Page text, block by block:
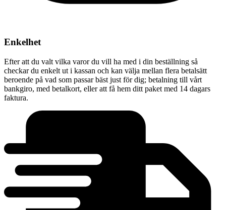
Enkelhet
Efter att du valt vilka varor du vill ha med i din beställning så
checkar du enkelt ut i kassan och kan välja mellan flera betalsätt
beroende på vad som passar bäst just för dig; betalning till vårt
bankgiro, med betalkort, eller att få hem ditt paket med 14 dagars
faktura.